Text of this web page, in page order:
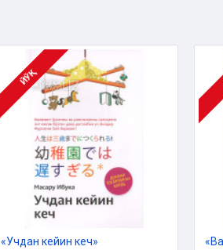
ЙЎҚ
«Учдан кейин кеч»